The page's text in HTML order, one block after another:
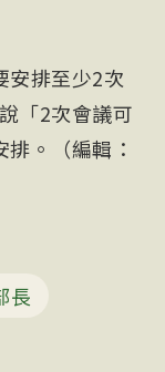
安排至少2次
「2次會議可
。（編輯：
長